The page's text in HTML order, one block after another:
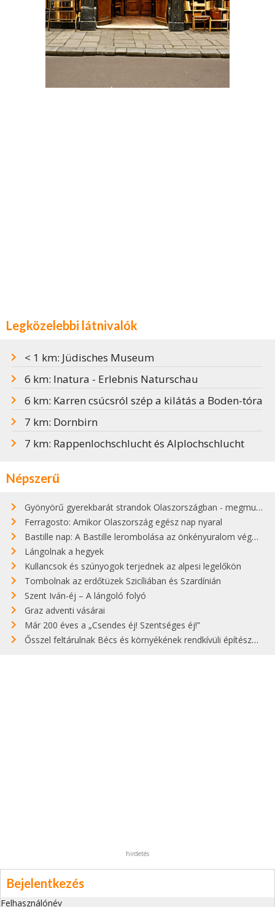
Legközelebbi látnivalók
< 1 km: Jüdisches Museum
6 km: Inatura - Erlebnis Naturschau
6 km: Karren csúcsról szép a kilátás a Boden-tóra
7 km: Dornbirn
7 km: Rappenlochschlucht és Alplochschlucht
Népszerű
Gyönyörű gyerekbarát strandok Olaszországban - megmutatjuk a 15 legjobbat
Ferragosto: Amikor Olaszország egész nap nyaral
Bastille nap: A Bastille lerombolása az önkényuralom végét jelentette
Lángolnak a hegyek
Kullancsok és szúnyogok terjednek az alpesi legelőkön
Tombolnak az erdőtüzek Szicíliában és Szardínián
Szent Iván-éj – A lángoló folyó
Graz adventi vásárai
Már 200 éves a „Csendes éj! Szentséges éj!”
Ősszel feltárulnak Bécs és környékének rendkívüli építészeti kincsei
hirdetés
Bejelentkezés
Felhasználónév